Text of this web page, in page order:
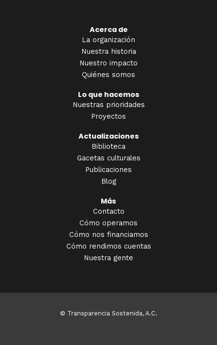
Acerca de
La organización
Nuestra historia
Nuestro impacto
Quiénes somos
Lo que hacemos
Nuestras prioridades
Proyectos
Actualizaciones
Biblioteca
Gacetas culturales
Publicaciones
Blog
Más
Contacto
Cómo operamos
Cómo nos financiamos
Cómo rendimos cuentas
Nuestra gente
© Transparencia Sostenida, A.C.